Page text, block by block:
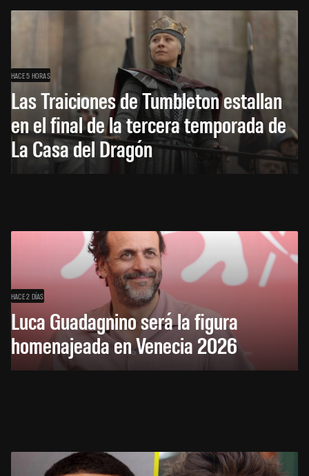
HACE 5 HORAS
Las Traiciones de Tumbleton estallan
en el final de la tercera temporada de
La Casa del Dragón
HACE 2 DÍAS
Luca Guadagnino será la figura
homenajeada en Venecia 2026